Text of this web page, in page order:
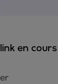
en cours